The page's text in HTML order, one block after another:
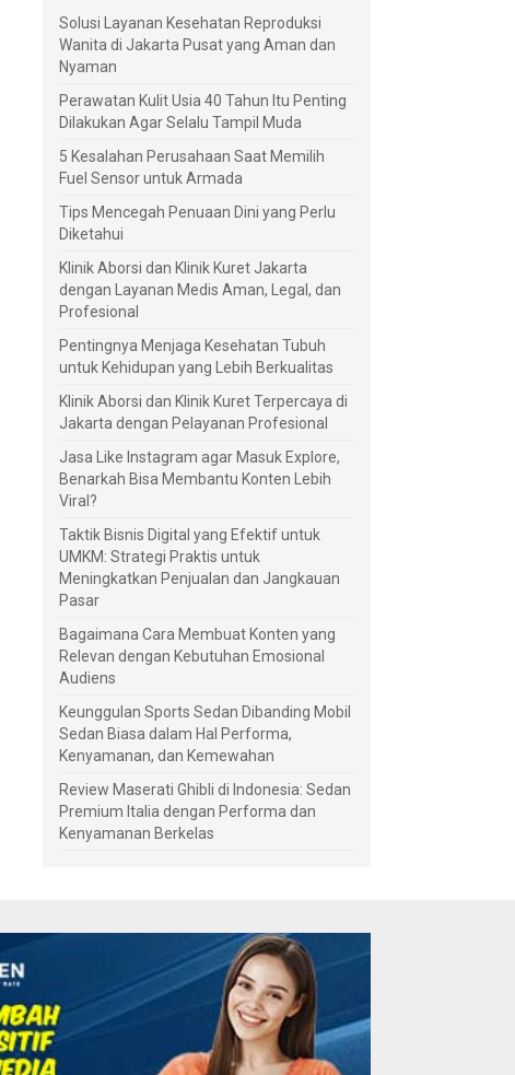
Solusi Layanan Kesehatan Reproduksi
Wanita di Jakarta Pusat yang Aman dan
Nyaman
Perawatan Kulit Usia 40 Tahun Itu Penting
Dilakukan Agar Selalu Tampil Muda
5 Kesalahan Perusahaan Saat Memilih
Fuel Sensor untuk Armada
Tips Mencegah Penuaan Dini yang Perlu
Diketahui
Klinik Aborsi dan Klinik Kuret Jakarta
dengan Layanan Medis Aman, Legal, dan
Profesional
Pentingnya Menjaga Kesehatan Tubuh
untuk Kehidupan yang Lebih Berkualitas
Klinik Aborsi dan Klinik Kuret Terpercaya di
Jakarta dengan Pelayanan Profesional
Jasa Like Instagram agar Masuk Explore,
Benarkah Bisa Membantu Konten Lebih
Viral?
Taktik Bisnis Digital yang Efektif untuk
UMKM: Strategi Praktis untuk
Meningkatkan Penjualan dan Jangkauan
Pasar
Bagaimana Cara Membuat Konten yang
Relevan dengan Kebutuhan Emosional
Audiens
Keunggulan Sports Sedan Dibanding Mobil
Sedan Biasa dalam Hal Performa,
Kenyamanan, dan Kemewahan
Review Maserati Ghibli di Indonesia: Sedan
Premium Italia dengan Performa dan
Kenyamanan Berkelas